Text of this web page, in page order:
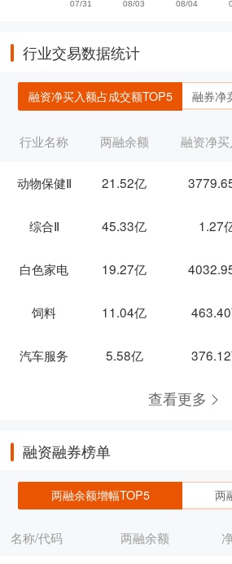
行业交易数据统计
融资净买入额占成交额TOP5 融券净
行业名称 两融余额 融资净
动物保健Ⅱ 21.52亿
综合Ⅱ 45.33亿 1.27
白色家电 19.27亿
饲料 11.04亿
汽车服务 5.58亿
查看更多
融资融券榜单
两融余额增幅TOP5 两
名称/代码 两融余额